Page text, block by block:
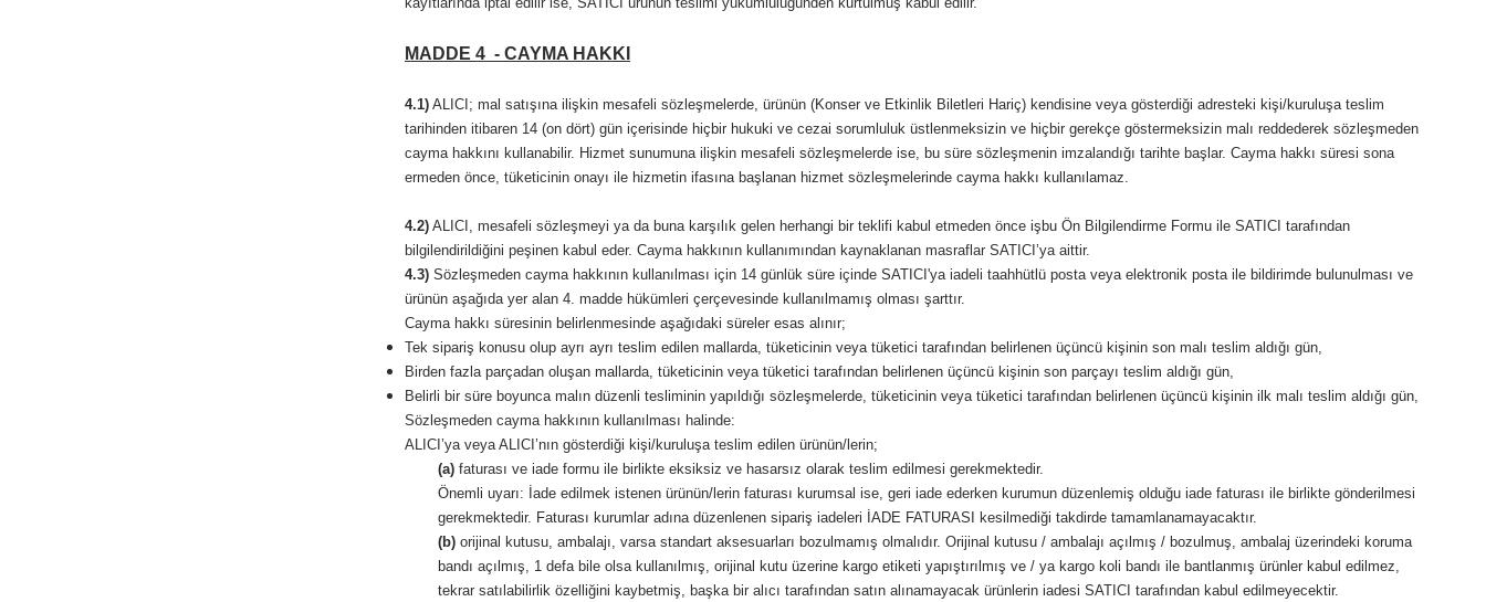
MADDE 4 - CAYMA HAKKI
4.1) ALICI; mal satışına ilişkin mesafeli sözleşmelerde, ürünün (Konser ve Etkinlik Biletleri Hariç) kendisine veya gösterdiği adresteki kişi/kuruluşa teslim
tarihinden itibaren 14 (on dört) gün içerisinde hiçbir hukuki ve cezai sorumluluk üstlenmeksizin ve hiçbir gerekçe göstermeksizin malı reddederek sözleşmeden
cayma hakkını kullanabilir. Hizmet sunumuna ilişkin mesafeli sözleşmelerde ise, bu süre sözleşmenin imzalandığı tarihte başlar. Cayma hakkı süresi sona
ermeden önce, tüketicinin onayı ile hizmetin ifasına başlanan hizmet sözleşmelerinde cayma hakkı kullanılamaz.
4.2) ALICI, mesafeli sözleşmeyi ya da buna karşılık gelen herhangi bir teklifi kabul etmeden önce işbu Ön Bilgilendirme Formu ile SATICI tarafından
bilgilendirildiğini peşinen kabul eder. Cayma hakkının kullanımından kaynaklanan masraflar SATICI’ya aittir.
4.3) Sözleşmeden cayma hakkının kullanılması için 14 günlük süre içinde SATICI'ya iadeli taahhütlü posta veya elektronik posta ile bildirimde bulunulması ve
ürünün aşağıda yer alan 4. madde hükümleri çerçevesinde kullanılmamış olması şarttır.
Cayma hakkı süresinin belirlenmesinde aşağıdaki süreler esas alınır;
Tek sipariş konusu olup ayrı ayrı teslim edilen mallarda, tüketicinin veya tüketici tarafından belirlenen üçüncü kişinin son malı teslim aldığı gün,
Birden fazla parçadan oluşan mallarda, tüketicinin veya tüketici tarafından belirlenen üçüncü kişinin son parçayı teslim aldığı gün,
Belirli bir süre boyunca malın düzenli tesliminin yapıldığı sözleşmelerde, tüketicinin veya tüketici tarafından belirlenen üçüncü kişinin ilk malı teslim aldığı gün,
Sözleşmeden cayma hakkının kullanılması halinde:
ALICI’ya veya ALICI’nın gösterdiği kişi/kuruluşa teslim edilen ürünün/lerin;
(a) faturası ve iade formu ile birlikte eksiksiz ve hasarsız olarak teslim edilmesi gerekmektedir.
Önemli uyarı: İade edilmek istenen ürünün/lerin faturası kurumsal ise, geri iade ederken kurumun düzenlemiş olduğu iade faturası ile birlikte gönderilmesi
gerekmektedir. Faturası kurumlar adına düzenlenen sipariş iadeleri İADE FATURASI kesilmediği takdirde tamamlanamayacaktır.
(b) orijinal kutusu, ambalajı, varsa standart aksesuarları bozulmamış olmalıdır. Orijinal kutusu / ambalajı açılmış / bozulmuş, ambalaj üzerindeki koruma
bandı açılmış, 1 defa bile olsa kullanılmış, orijinal kutu üzerine kargo etiketi yapıştırılmış ve / ya kargo koli bandı ile bantlanmış ürünler kabul edilmez,
tekrar satılabilirlik özelliğini kaybetmiş, başka bir alıcı tarafından satın alınamayacak ürünlerin iadesi SATICI tarafından kabul edilmeyecektir.